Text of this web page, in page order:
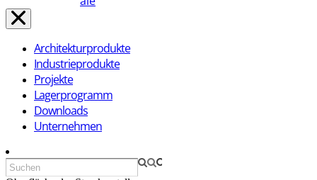
Architekturprodukte
Industrieprodukte
Projekte
Lagerprogramm
Downloads
Unternehmen